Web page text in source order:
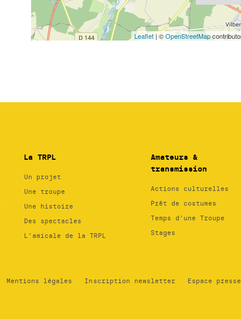
La TRPL
Un projet
Une troupe
Une histoire
Des spectacles
L’amicale de la TRPL
Amateurs &
transmission
Actions culturelles
Prêt de costumes
Temps d’une Troupe
Stages
Mentions légales Inscription newsletter Espace presse